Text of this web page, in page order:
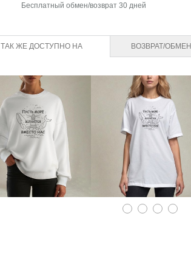
Бесплатный обмен/возврат 30 дней
ТАК ЖЕ ДОСТУПНО НА ВОЗВРАТ/ОБМЕН